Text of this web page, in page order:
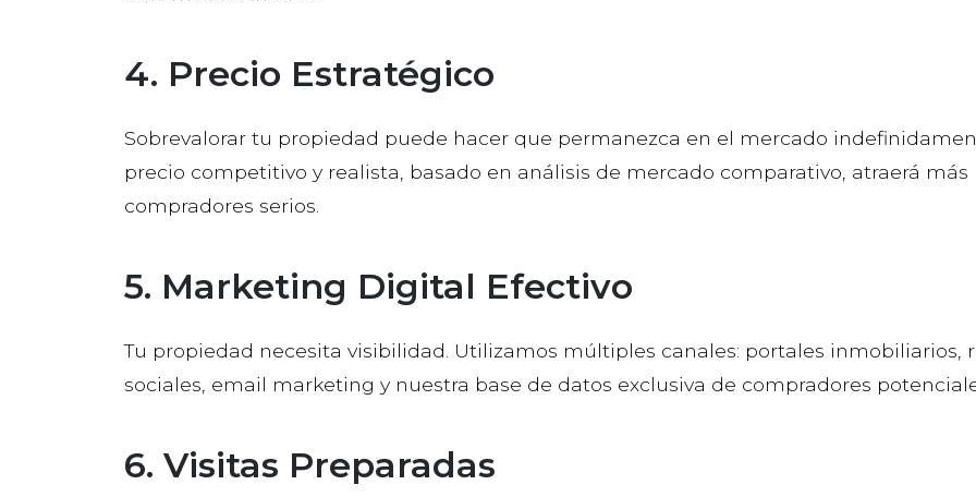
4. Precio Estratégico
Sobrevalorar tu propiedad puede hacer que permanezca en el mercado
precio competitivo y realista, basado en análisis de mercado comparativo, atraerá más
compradores serios.
5. Marketing Digital Efectivo
Tu propiedad necesita visibilidad. Utilizamos múltiples canales: portales inmobiliarios,
sociales, email marketing y nuestra base de datos exclusiva de compradores
6. Visitas Preparadas